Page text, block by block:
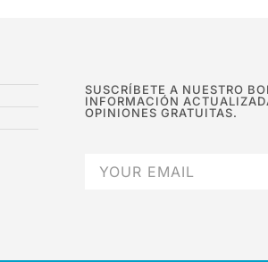
SUSCRÍBETE A NUESTRO
INFORMACIÓN
OPINIONES GRATUITAS.